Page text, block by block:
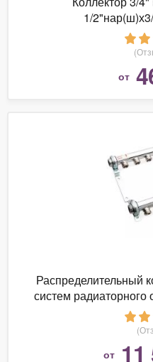
1/
от
Распределительный
систем радиаторного
от 11